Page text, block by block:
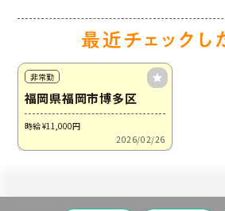
非常勤
福岡県福岡市博多区
時給 ¥11,000円
2026/02/26